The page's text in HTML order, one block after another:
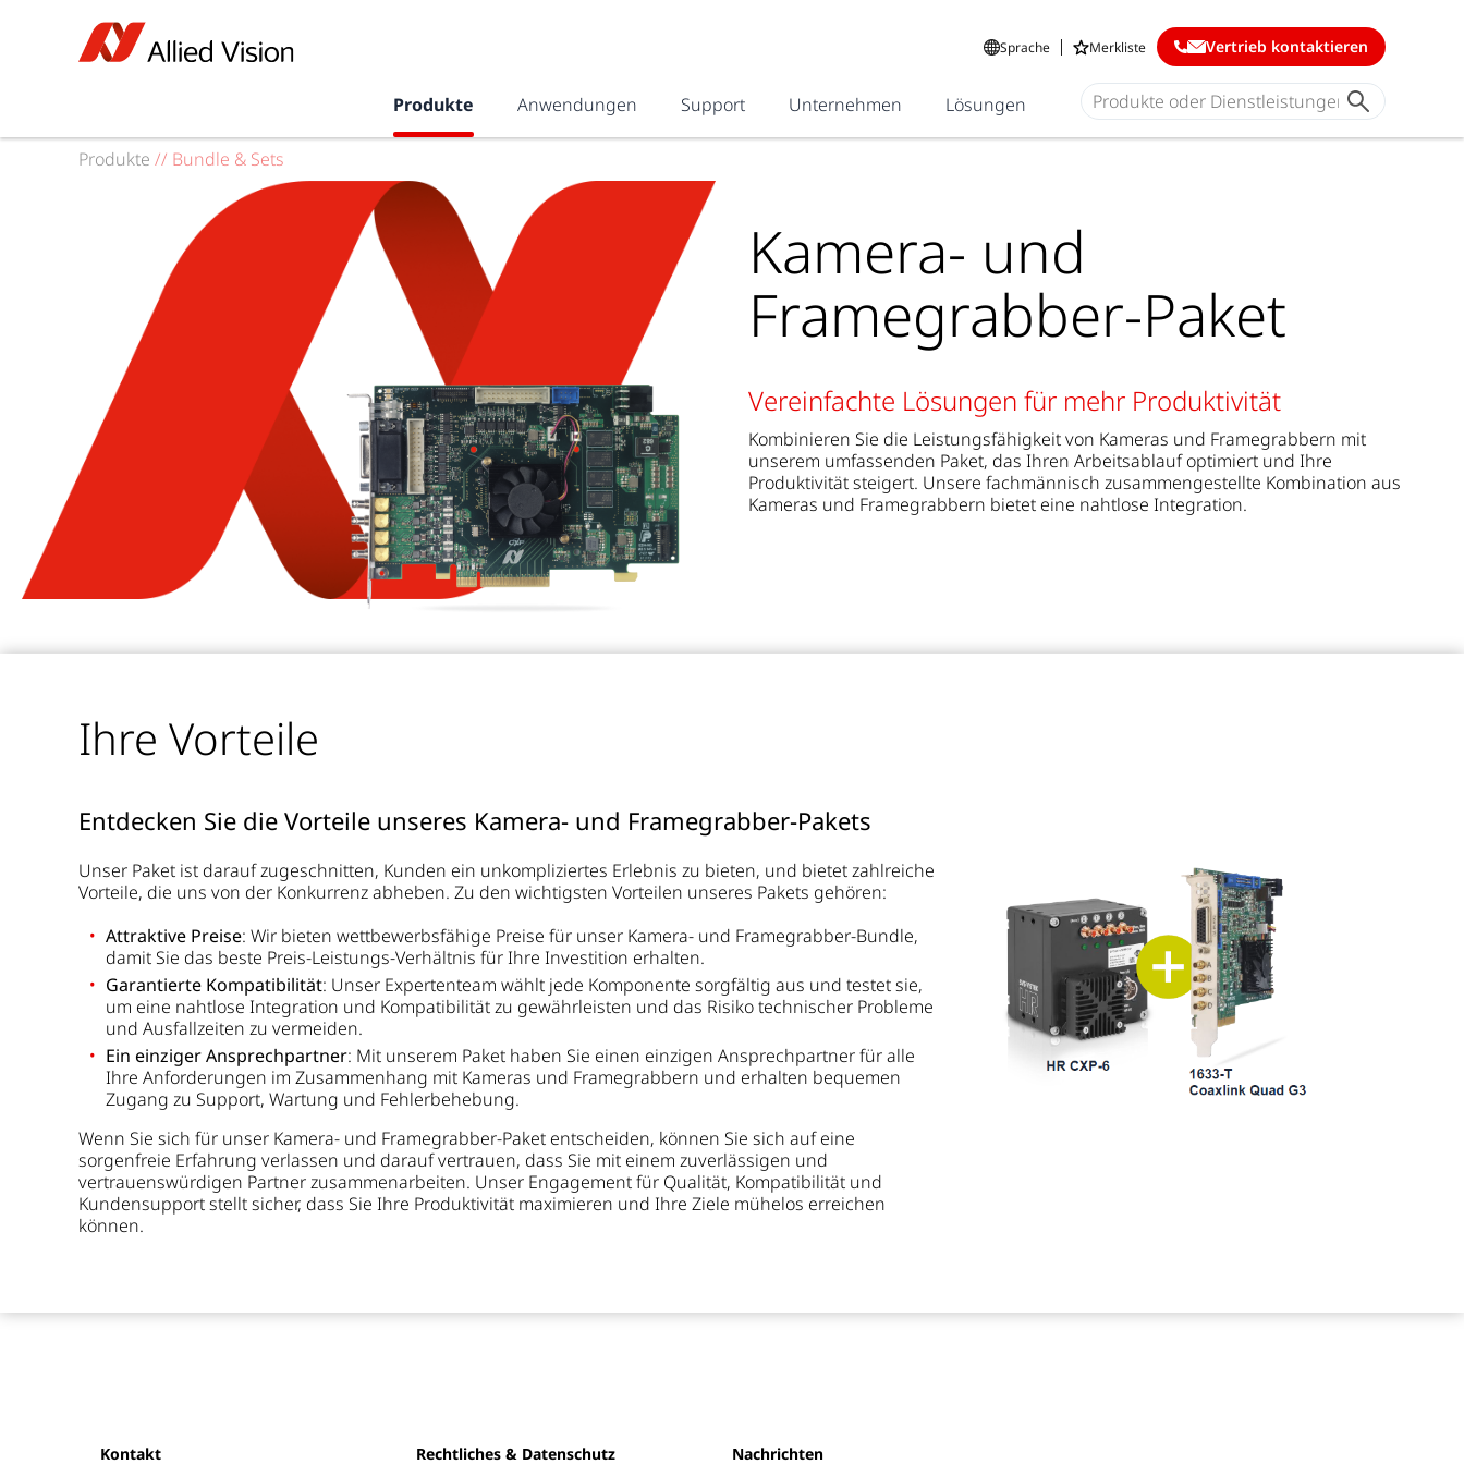
Sprache Merkliste Vertrieb kontaktieren
Produkte Anwendungen Support Unternehmen Lösungen
Produkte // Bundle & Sets
Kamera- und
Framegrabber-Paket
Vereinfachte Lösungen für mehr Produktivität
Kombinieren Sie die Leistungsfähigkeit von Kameras und Framegrabbern mit
unserem umfassenden Paket, das Ihren Arbeitsablauf optimiert und Ihre
Produktivität steigert. Unsere fachmännisch zusammengestellte Kombination aus
Kameras und Framegrabbern bietet eine nahtlose Integration.
Ihre Vorteile
Entdecken Sie die Vorteile unseres Kamera- und Framegrabber-Pakets
Unser Paket ist darauf zugeschnitten, Kunden ein unkompliziertes Erlebnis zu bieten, und bietet zahlreiche
Vorteile, die uns von der Konkurrenz abheben. Zu den wichtigsten Vorteilen unseres Pakets gehören:
Attraktive Preise: Wir bieten wettbewerbsfähige Preise für unser Kamera- und Framegrabber-Bundle,
damit Sie das beste Preis-Leistungs-Verhältnis für Ihre Investition erhalten.
Garantierte Kompatibilität: Unser Expertenteam wählt jede Komponente sorgfältig aus und testet sie,
um eine nahtlose Integration und Kompatibilität zu gewährleisten und das Risiko technischer Probleme
und Ausfallzeiten zu vermeiden.
Ein einziger Ansprechpartner: Mit unserem Paket haben Sie einen einzigen Ansprechpartner für alle
Ihre Anforderungen im Zusammenhang mit Kameras und Framegrabbern und erhalten bequemen
Zugang zu Support, Wartung und Fehlerbehebung.
Wenn Sie sich für unser Kamera- und Framegrabber-Paket entscheiden, können Sie sich auf eine
sorgenfreie Erfahrung verlassen und darauf vertrauen, dass Sie mit einem zuverlässigen und
vertrauenswürdigen Partner zusammenarbeiten. Unser Engagement für Qualität, Kompatibilität und
Kundensupport stellt sicher, dass Sie Ihre Produktivität maximieren und Ihre Ziele mühelos erreichen
können.
Kontakt Rechtliches & Datenschutz Nachrichten